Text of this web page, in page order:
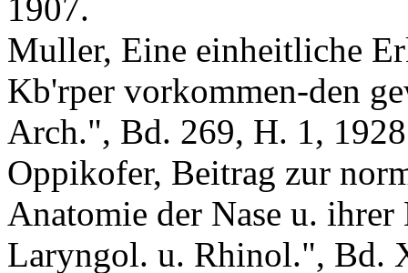
1907.
Muller, Eine einheitliche
Kb'rper vorkommen-den
Arch.", Bd. 269, H. 1,
Oppikofer, Beitrag zur
Anatomie der Nase u.
Laryngol. u. Rhinol.", Bd.